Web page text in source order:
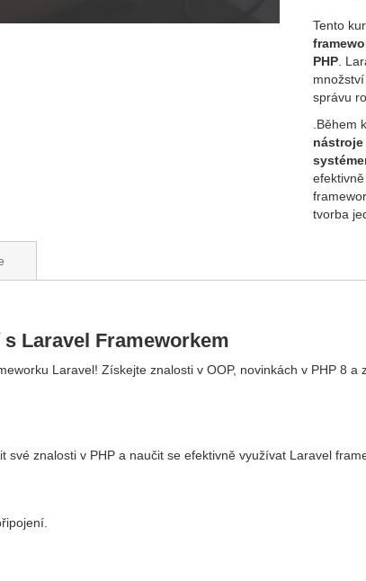
Tento
PHP .
správu
.Během
nástroje
tvorba
Laravel Frameworkem
Laravel! Získejte znalosti v OOP, novinkách v PHP 8
znalosti v PHP a naučit se efektivně využívat Laravel